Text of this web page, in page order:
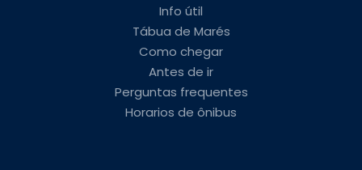
Info útil
Tábua de Marés
Como chegar
Antes de ir
Perguntas frequentes
Horarios de ônibus